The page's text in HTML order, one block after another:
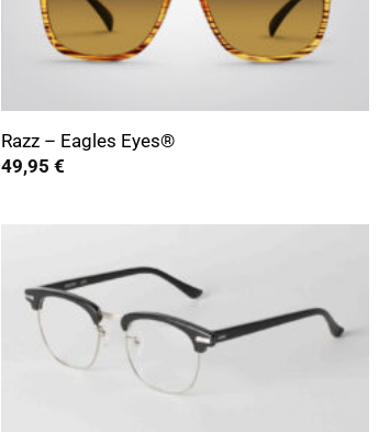
Razz – Eagles Eyes®
49,95 €